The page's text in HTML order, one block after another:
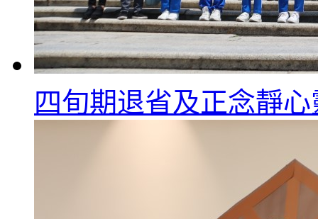
四旬期退省及正念靜